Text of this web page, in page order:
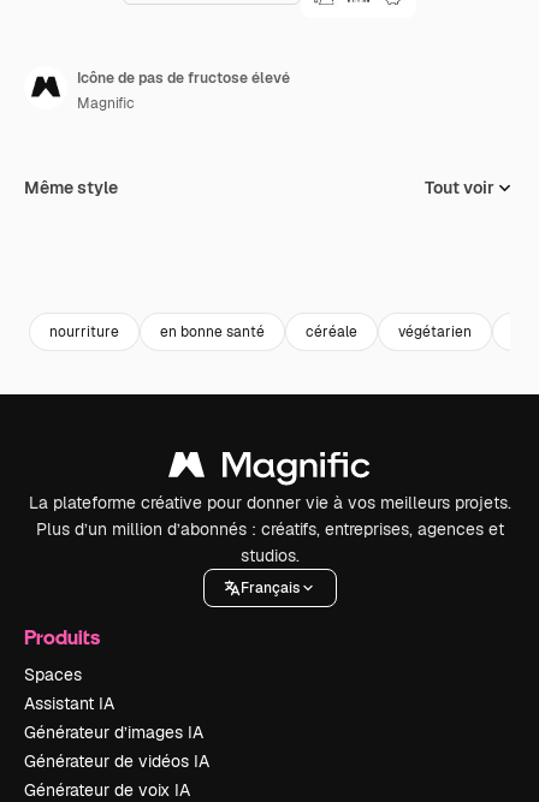
Icône de pas de fructose élevé
Magnific
Même style Tout voir
nourriture en bonne santé céréale végétarien
La plateforme créative pour donner vie à vos meilleurs projets.
Plus d’un million d’abonnés : créatifs, entreprises, agences et
studios.
Français
Produits
Spaces
Assistant IA
Générateur d’images IA
Générateur de vidéos IA
Générateur de voix IA